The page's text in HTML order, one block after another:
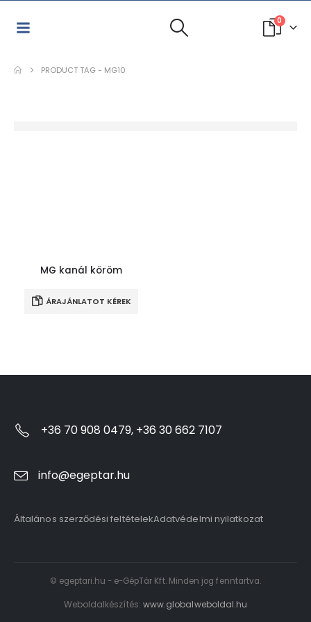
0
PRODUCT TAG - MG10
MG kanál köröm
ÁRAJÁNLATOT KÉREK
+36 70 908 0479, +36 30 662 7107
info@egeptar.hu
Általános szerződési feltételekAdatvédelmi nyilatkozat
© egeptari.hu - e-GépTár Kft. Minden jog fenntartva.
Weboldalkészítés: www.globalweboldal.hu